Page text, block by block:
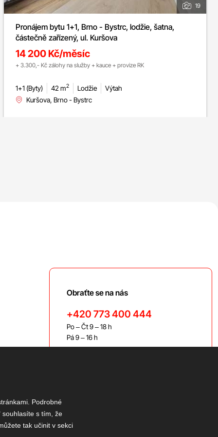
19
Pronájem bytu 1+1, Brno - Bystrc, lodžie, šatna,
částečně zařízený, ul. Kuršova
14 200 Kč/měsíc
+ 3.300,- Kč zálohy na služby + kauce + provize RK
1+1 (Byty) 42 m2 Lodžie
Výtah
Kuršova, Brno - Bystrc
Obraťte se na nás
+420 773 400 444
Po – Čt 9 – 18 h
Pá 9 – 16 h
Podrobné
souhlasíte s tím, že
tak učinit v sekci